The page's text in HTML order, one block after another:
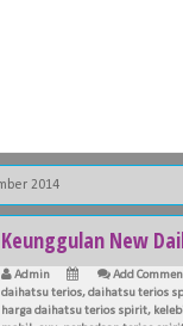
2014
Keunggulan New
Admin Add
daihatsu terios,daihatsu terios
harga daihatsu terios spirit,